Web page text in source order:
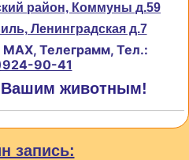
район, Коммуны д.59
Ленинградская д.7
MAX, Телеграмм, Тел.:
90-41
животным!
запись: